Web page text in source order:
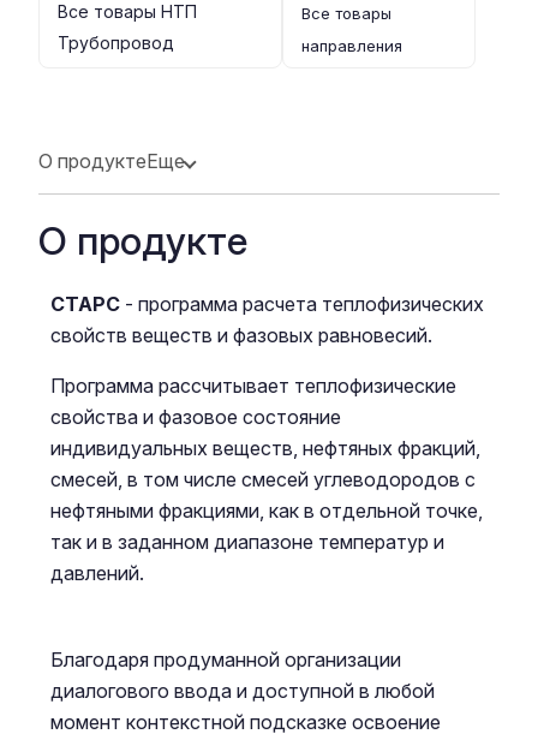
Все товары НТП
Трубопровод
Все товары
направления
О продуктеЕще
О продукте
СТАРС - программа расчета теплофизических
свойств веществ и фазовых равновесий.
Программа рассчитывает теплофизические
свойства и фазовое состояние
индивидуальных веществ, нефтяных фракций,
смесей, в том числе смесей углеводородов с
нефтяными фракциями, как в отдельной точке,
так и в заданном диапазоне температур и
давлений.
Благодаря продуманной организации
диалогового ввода и доступной в любой
момент контекстной подсказке освоение